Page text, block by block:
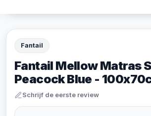
Fantail
Fantail Mellow Matras
Peacock Blue -
Schrijf de eerste review